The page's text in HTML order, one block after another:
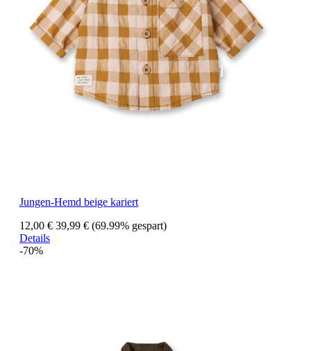
Jungen-Hemd beige kariert
12,00 € 39,99 € (69.99% gespart)
Details
-70%